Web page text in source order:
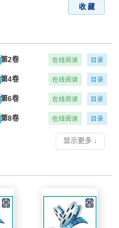
收 藏
第2卷 在线阅读 目录
第4卷 在线阅读 目录
第6卷 在线阅读 目录
第8卷 在线阅读 目录
在线阅读 目录
显示更多 ↓